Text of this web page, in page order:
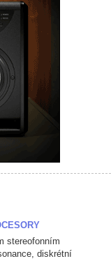
stereofonním
diskrétní